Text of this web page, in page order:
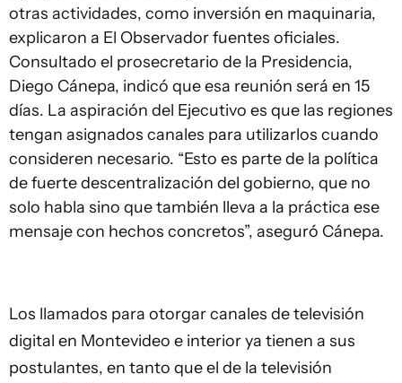
otras actividades, como inversión en maquinaria,
explicaron a El Observador fuentes oficiales.
Consultado el prosecretario de la Presidencia,
Diego Cánepa, indicó que esa reunión será en 15
días. La aspiración del Ejecutivo es que las regiones
tengan asignados canales para utilizarlos cuando
consideren necesario. “Esto es parte de la política
de fuerte descentralización del gobierno, que no
solo habla sino que también lleva a la práctica ese
mensaje con hechos concretos”, aseguró Cánepa.
Los llamados para otorgar canales de televisión
digital en Montevideo e interior ya tienen a sus
postulantes, en tanto que el de la televisión